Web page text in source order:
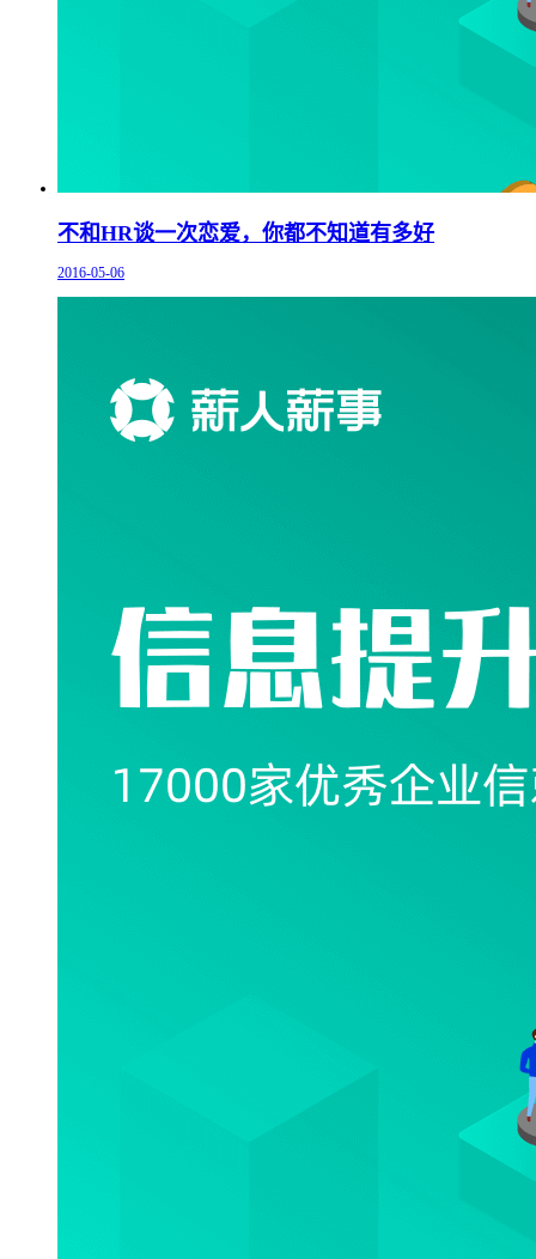
不和HR谈一次恋爱，你都不知道有多好
2016-05-06